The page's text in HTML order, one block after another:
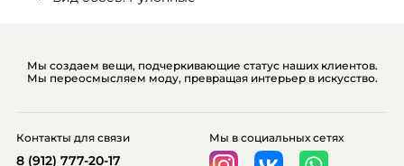
Мы создаем вещи, подчеркивающие статус наших клиентов.
Мы переосмысляем моду, превращая интерьер в искусство.
Мы в социальных сетях
Контакты для связи
8 (912) 777-20-17